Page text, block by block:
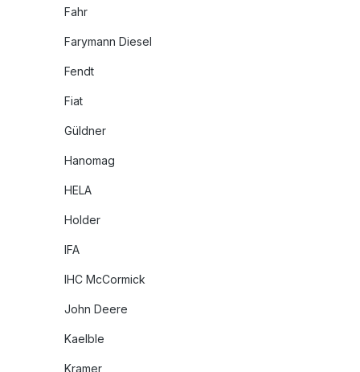
Fahr
Farymann Diesel
Fendt
Fiat
Güldner
Hanomag
HELA
Holder
IFA
IHC McCormick
John Deere
Kaelble
Kramer